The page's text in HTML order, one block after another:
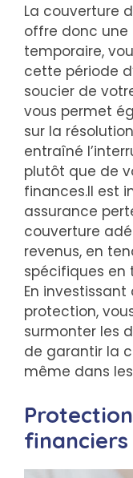
La couverture
offre donc une
temporaire,
cette période
soucier de
vous permet
sur la
entraîné
plutôt que de
finances.Il est
assurance
couverture
revenus, en
spécifiques en
En
protection,
surmonter les
de garantir la
même dans
financiers